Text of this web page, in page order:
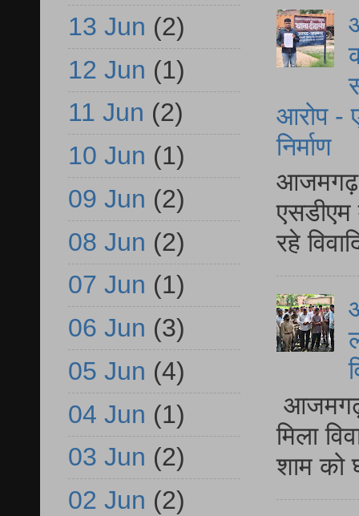
आरोप -
निर्माण
आजमगढ़
एसडीएम
रहे
आजमगढ़
मिला
शाम को
13 Jun (2)
12 Jun (1)
11 Jun (2)
10 Jun (1)
09 Jun (2)
08 Jun (2)
07 Jun (1)
06 Jun (3)
05 Jun (4)
04 Jun (1)
03 Jun (2)
02 Jun (2)